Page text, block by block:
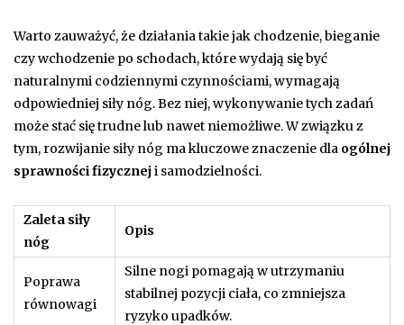
Warto zauważyć, że działania takie jak chodzenie, bieganie
czy wchodzenie po schodach, które wydają się być
naturalnymi codziennymi czynnościami, wymagają
odpowiedniej siły nóg. Bez niej, wykonywanie tych zadań
może stać się trudne lub nawet niemożliwe. W związku z
tym, rozwijanie siły nóg ma kluczowe znaczenie dla ogólnej
sprawności fizyczneji samodzielności.
Zaleta siły
nóg
Opis
Poprawa
równowagi
Silne nogi pomagają w utrzymaniu
stabilnej pozycji ciała, co zmniejsza
ryzyko upadków.